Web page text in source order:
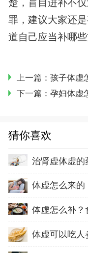
楚，盲目进补不
罪，建议大家还
道自己应当补哪些
上一篇： 孩子体虚
下一篇： 孕妇体虚
猜你喜欢
体虚怎么来的
体虚怎么补？
体虚可以吃人